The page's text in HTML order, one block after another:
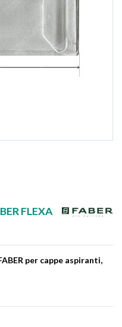
FLEXA
per cappe aspiranti,